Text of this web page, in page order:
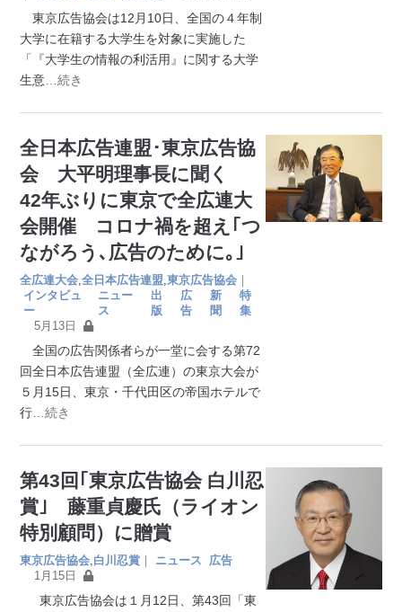
東京広告協会は12月10日、全国の４年制
大学に在籍する大学生を対象に実施した
「『大学生の情報の利活用』に関する大学
生意 …続き
全日本広告連盟･東京広告協
会 大平明理事長に聞く
42年ぶりに東京で全広連大
会開催 コロナ禍を超え｢つ
ながろう､広告のために｡｣
全広連大会 ,全日本広告連盟 ,東京広告協会 ｜
インタビュ
ー
ニュー
ス
出
版
広
告
新
聞
特
集
5月13日
全国の広告関係者らが一堂に会する第72
回全日本広告連盟（全広連）の東京大会が
５月15日、東京・千代田区の帝国ホテルで
行 …続き
第43回｢東京広告協会 白川忍
賞｣ 藤重貞慶氏（ライオン
特別顧問）に贈賞
東京広告協会 白川忍賞 ｜ ニュース
広告
1月15日
東京広告協会は１月12日、第43回「東